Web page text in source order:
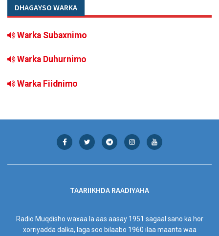
DHAGAYSO WARKA
Warka Subaxnimo
Warka Duhurnimo
Warka Fiidnimo
TAARIIKHDA RAADIYAHA
Radio Muqdisho waxaa la aas aasay 1951 sagaal sano ka hor
xorriyadda dalka, laga soo bilaabo 1960 ilaa maanta waa